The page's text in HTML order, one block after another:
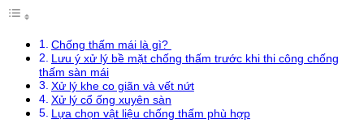
Chống thấm mái là gì?
Lưu ý xử lý bề mặt chống thấm trước khi thi công chống
thấm sàn mái
Xử lý khe co giãn và vết nứt
Xử lý cổ ống xuyên sàn
Lựa chọn vật liệu chống thấm phù hợp